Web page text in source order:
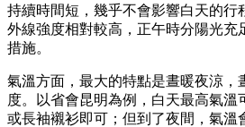
持續時間短，幾乎不會影響白天的行
外線強度相對較高，正午時分陽光充
措施。
氣溫方面，最大的特點是晝暖夜涼，
度。以省會昆明為例，白天最高氣溫
或長袖襯衫即可；但到了夜間，氣溫